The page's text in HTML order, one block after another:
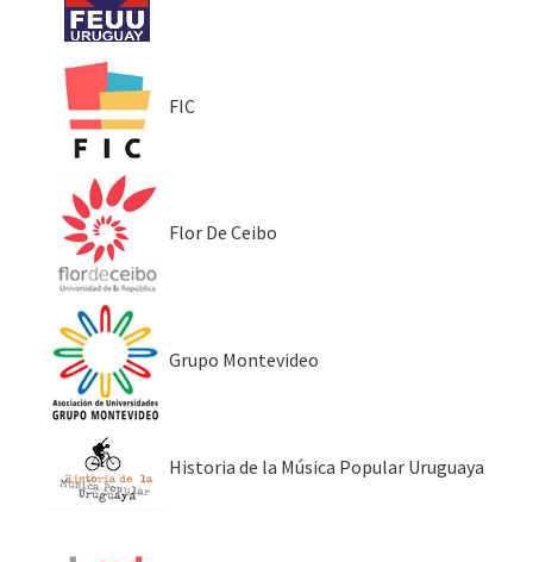
FIC
Flor De Ceibo
Grupo Montevideo
Historia de la Música Popular Uruguaya